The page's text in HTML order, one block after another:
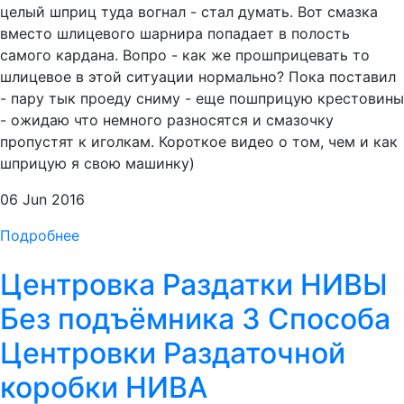
целый шприц туда вогнал - стал думать. Вот смазка
вместо шлицевого шарнира попадает в полость
самого кардана. Вопро - как же прошприцевать то
шлицевое в этой ситуации нормально? Пока поставил
- пару тык проеду сниму - еще пошприцую крестовины
- ожидаю что немного разносятся и смазочку
пропустят к иголкам. Короткое видео о том, чем и как
шприцую я свою машинку)
06 Jun 2016
Подробнее
Центровка Раздатки НИВЫ
Без подъёмника 3 Способа
Центровки Раздаточной
коробки НИВА